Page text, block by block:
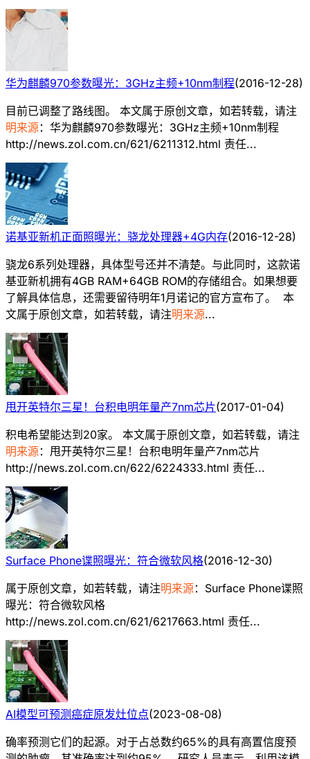
华为麒麟970参数曝光：3GHz主频+10nm制程(2016-12-28)
目前已调整了路线图。 本文属于原创文章，如若转载，请注
明来源：华为麒麟970参数曝光：3GHz主频+10nm制程
http://news.zol.com.cn/621/6211312.html 责任...
诺基亚新机正面照曝光：骁龙处理器+4G内存(2016-12-28)
骁龙6系列处理器，具体型号还并不清楚。与此同时，这款诺
基亚新机拥有4GB RAM+64GB ROM的存储组合。如果想要
了解具体信息，还需要留待明年1月诺记的官方宣布了。 本
文属于原创文章，如若转载，请注明来源...
甩开英特尔三星！台积电明年量产7nm芯片(2017-01-04)
积电希望能达到20家。 本文属于原创文章，如若转载，请注
明来源：甩开英特尔三星！台积电明年量产7nm芯片
http://news.zol.com.cn/622/6224333.html 责任...
Surface Phone谍照曝光：符合微软风格(2016-12-30)
属于原创文章，如若转载，请注明来源：Surface Phone谍照
曝光：符合微软风格
http://news.zol.com.cn/621/6217663.html 责任...
AI模型可预测癌症原发灶位点(2023-08-08)
确率预测它们的起源。对于占总数约65%的具有高置信度预